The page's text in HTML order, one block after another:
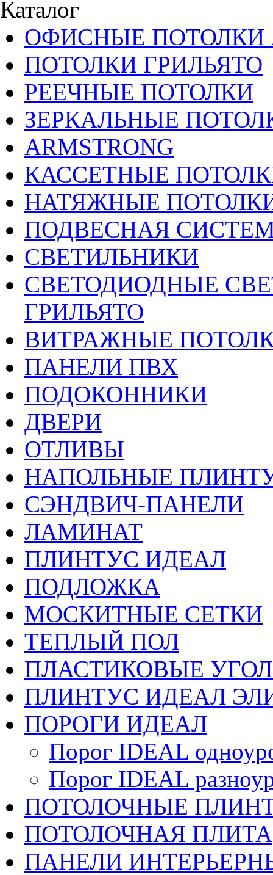
Каталог
ОФИСНЫЕ ПОТОЛКИ
ПОТОЛКИ ГРИЛЬЯТО
РЕЕЧНЫЕ ПОТОЛКИ
ЗЕРКАЛЬНЫЕ
ARMSTRONG
КАССЕТНЫЕ
НАТЯЖНЫЕ
ПОДВЕСНАЯ
СВЕТИЛЬНИКИ
CВЕТОДИОДНЫЕ
ГРИЛЬЯТО
ВИТРАЖНЫЕ
ПАНЕЛИ ПВХ
ПОДОКОННИКИ
ДВЕРИ
ОТЛИВЫ
НАПОЛЬНЫЕ
СЭНДВИЧ-ПАНЕЛИ
ЛАМИНАТ
ПЛИНТУС ИДЕАЛ
ПОДЛОЖКА
МОСКИТНЫЕ СЕТКИ
ТЕПЛЫЙ ПОЛ
ПЛАСТИКОВЫЕ
ПЛИНТУС ИДЕАЛ
ПОРОГИ ИДЕАЛ
Порог IDEAL
Порог IDEAL
ПОТОЛОЧНЫЕ
ПОТОЛОЧНАЯ ПЛИТА
ПАНЕЛИ